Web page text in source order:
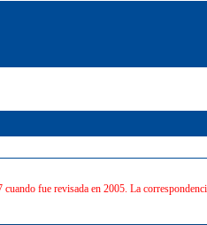
fue revisada en 2005. La